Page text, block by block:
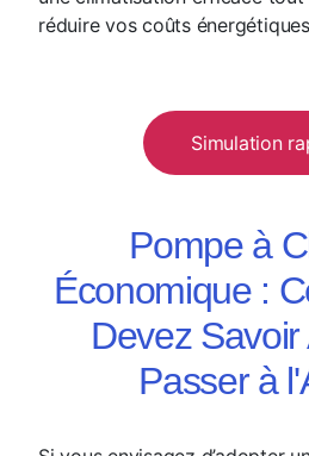
réduire vos coûts
Simulation
Pompe à
Économique :
Devez
Passer à